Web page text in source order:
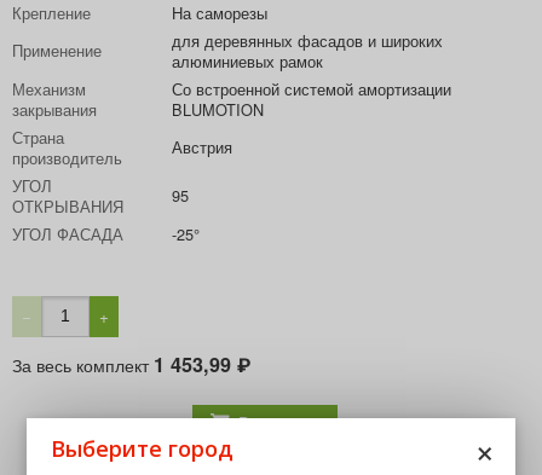
Крепление
На саморезы
Применение
для деревянных фасадов и широких
алюминиевых рамок
Механизм
закрывания
Со встроенной системой амортизации
BLUMOTION
Страна
производитель
Австрия
УГОЛ
ОТКРЫВАНИЯ
95
УГОЛ ФАСАДА
-25°
− +
За весь комплект 1 453,99 ₽
В корзину ×
Выберите город